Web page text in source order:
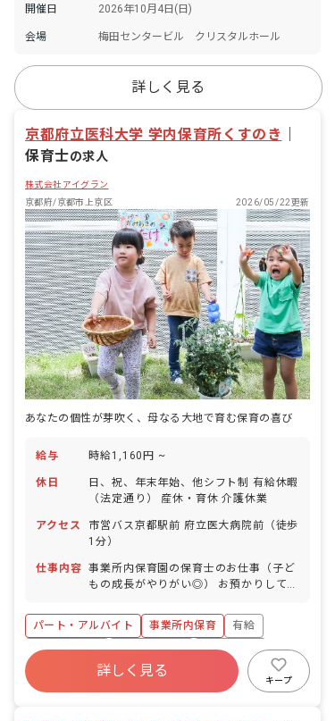
開催日 2026年10月4日(日)
会場 梅田センタービル クリスタルホール
詳しく見る
京都府立医科大学 学内保育所くすのき
保育士の求人
株式会社アイグラン
京都府/京都市上京区
2026/05/22更新
あなたの個性が芽吹く、母なる大地で育む保育の喜び
給与 時給1,160円 ~
休日
日、祝、年末年始、他シフト制 有給休暇
（法定通り） 産休・育休 介護休業
アクセス
市営バス京都駅前 府立医大病院前（徒歩
1分）
仕事内容 事業所内保育園の保育士のお仕事（子ど
もの成長がやりがい◎） お預かりしてい
す。 ・食事・睡眠・排泄・清潔・衣類の
着脱等 ・集団生活を通じた社会性の装着
・行事の計画・実行、お知らせの作成
パート・アルバイト 事業所内保育
有給
福利厚生充実
産休育休制度
未経験歓迎
WEB面接OK
詳しく見る
キープ